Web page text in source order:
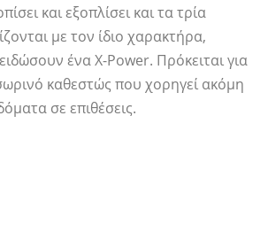
και εξοπλίσει και τα τρία
με τον ίδιο χαρακτήρα,
ένα X-Power. Πρόκειται για
καθεστώς που χορηγεί ακόμη
σε επιθέσεις.